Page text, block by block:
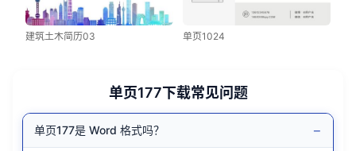
建筑土木简历03 单页1024
单页177下载常见问题
单页177是 Word 格式吗？ −